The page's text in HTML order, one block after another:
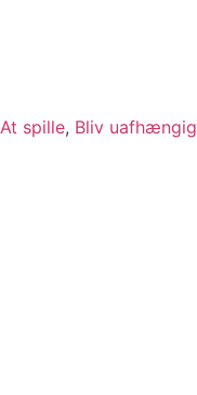
At spille, Bliv uafhængig